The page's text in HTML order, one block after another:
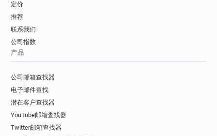
定价
推荐
联系我们
公司指数
产品
公司邮箱查找器
电子邮件查找
潜在客户查找器
YouTube邮箱查找器
Twitter邮箱查找器